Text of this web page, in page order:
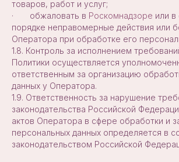
товаров, работ и услуг;
· обжаловать в Роскомнадзоре или
порядке неправомерные действия или
Оператора при обработке его
1.8. Контроль за исполнением
Политики осуществляется
ответственным за организацию
данных у Оператора.
1.9. Ответственность за нарушение
законодательства Российской
актов Оператора в сфере обработки и
персональных данных определяется в
законодательством Российской